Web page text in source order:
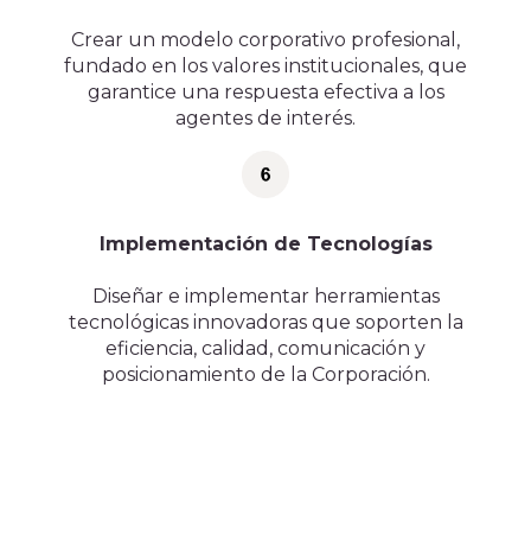
Crear un modelo corporativo profesional,
fundado en los valores institucionales, que
garantice una respuesta efectiva a los
agentes de interés.
Implementación de Tecnologías
Diseñar e implementar herramientas
tecnológicas innovadoras que soporten la
eficiencia, calidad, comunicación y
posicionamiento de la Corporación.